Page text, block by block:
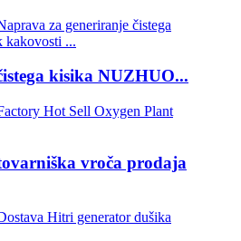
kisika NUZHUO...
vroča prodaja